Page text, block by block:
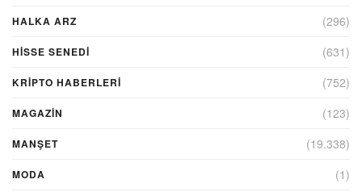
HALKA ARZ (296)
HİSSE SENEDİ (631)
KRIPTO HABERLERI (752)
MAGAZİN (123)
MANŞET (19.338)
MODA (1)